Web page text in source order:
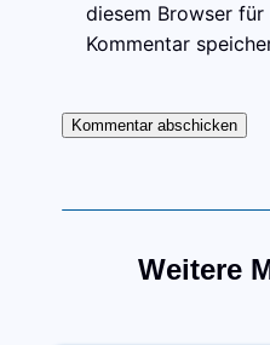
diesem Browser für
Kommentar
Weitere